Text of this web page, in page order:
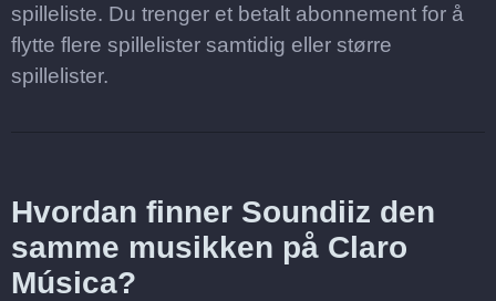
spilleliste. Du trenger et betalt abonnement for å
flytte flere spillelister samtidig eller større
spillelister.
Hvordan finner Soundiiz den
samme musikken på Claro
Música?